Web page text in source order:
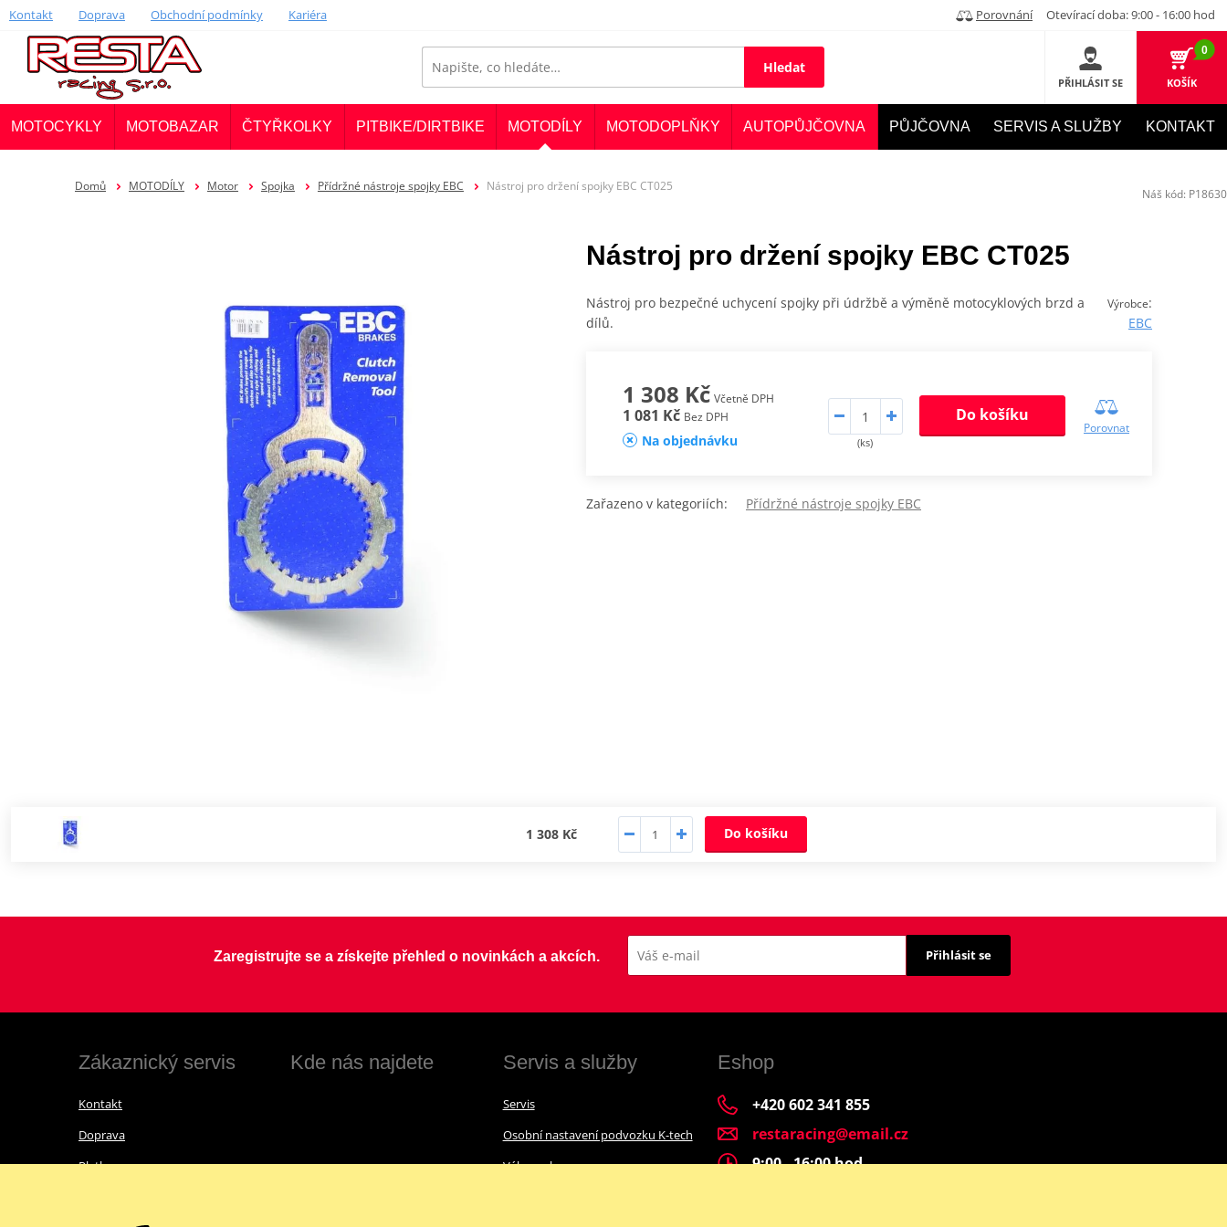
Kontakt Doprava Obchodní podmínky Kariéra Porovnání Otevírací doba: 9:00 - 16:00 hod
Hledat
PŘIHLÁSIT SE
0
KOŠÍK
MOTOCYKLY MOTOBAZAR ČTYŘKOLKY PITBIKE/DIRTBIKE MOTODÍLY MOTODOPLŇKY AUTOPŮJČOVNA PŮJČOVNA SERVIS A SLUŽBY KONTAKT
Domů MOTODÍLY Motor Spojka Přídržné nástroje spojky EBC Nástroj pro držení spojky EBC CT025
Nástroj pro držení spojky EBC CT025
Výrobce:
EBC
Nástroj pro bezpečné uchycení spojky při údržbě a výměně motocyklových brzd a
dílů.
1 308 Kč Včetně DPH
1 081 Kč Bez DPH
Na objednávku (ks)
Do košíku
Porovnat
Zařazeno v kategoriích: Přídržné nástroje spojky EBC
1 308 Kč Do košíku
Náš kód: P18630
Zaregistrujte se a získejte přehled o novinkách a akcích. Přihlásit se
Zákaznický servis
Kontakt
Doprava
Platba
Kde nás najdete Servis a služby
Servis
Osobní nastavení podvozku K-tech
Výkup a bazar
Eshop
+420 602 341 855
restaracing@email.cz
9:00 - 16:00 hod.